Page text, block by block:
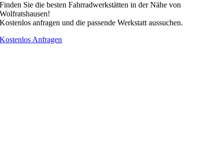
Finden Sie die besten Fahrradwerkstätten in der Nähe von
Wolfratshausen!
Kostenlos anfragen und die passende Werkstatt aussuchen.
Kostenlos Anfragen